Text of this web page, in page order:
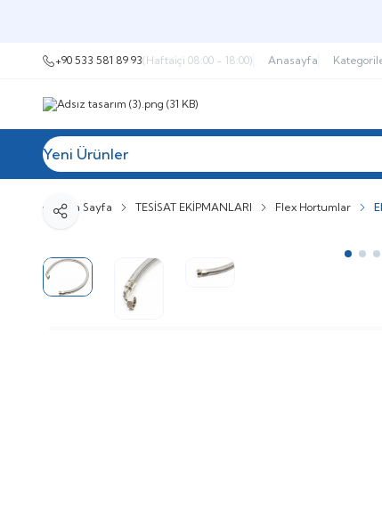
+90 533 581 89 93(Haftaiçi 08:00 - 18:00) Anasayfa
Yeni Ürünler
Ana Sayfa TESİSAT EKİPMANLARI Flex Hortumlar
Paylaş